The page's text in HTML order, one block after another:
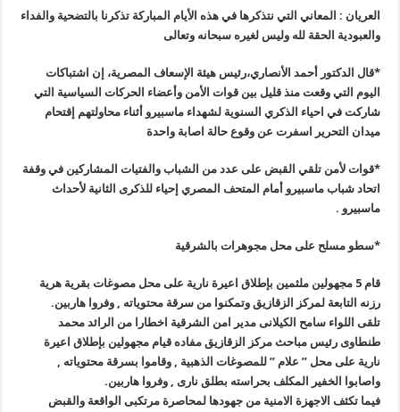
العريان : المعاني التي نتذكرها في هذه الأيام المباركة تذكرنا بالتضحية والفداء
والعبودية الحقة لله وليس لغيره سبحانه وتعالى
*قال الدكتور أحمد الأنصاري،رئيس هيئة الإسعاف المصرية، إن اشتباكات
اليوم التي وقعت منذ قليل بين قوات الأمن وأعضاء الحركات السياسية التي
شاركت في احياء الذكري السنوية لشهداء ماسبيرو أثناء محاولتهم إقتحام
ميدان التحرير اسفرت عن وقوع حالة اصابة واحدة
*قوات لأمن تلقي القبض على عدد من الشباب والفتيات المشاركين في وقفة
اتحاد شباب ماسبيرو أمام المتحف المصري إحياء للذكرى الثانية لأحداث
ماسبيرو .
*سطو مسلح على محل مجوهرات بالشرقية
قام 5 مجهولين ملثمين بإطلاق اعيرة نارية على محل مصوغات بقرية هرية
رزنه التابعة لمركز الزقازيق وتمكنوا من سرقة محتوياته , وفروا هاربين.
تلقى اللواء سامح الكيلانى مدير امن الشرقية اخطارا من الرائد محمد
طنطاوى رئيس مباحث مركز الزقازيق مفاده قيام مجهولين بإطلاق اعيرة
نارية على محل ” علام ” للمصوغات الذهبية , وقاموا بسرقة محتوياته ,
واصابوا الخفير المكلف بحراسته بطلق نارى , وفروا هاربين.
فيما تكثف الاجهزة الامنية من جهودها لمحاصرة مرتكبى الواقعة والقبض